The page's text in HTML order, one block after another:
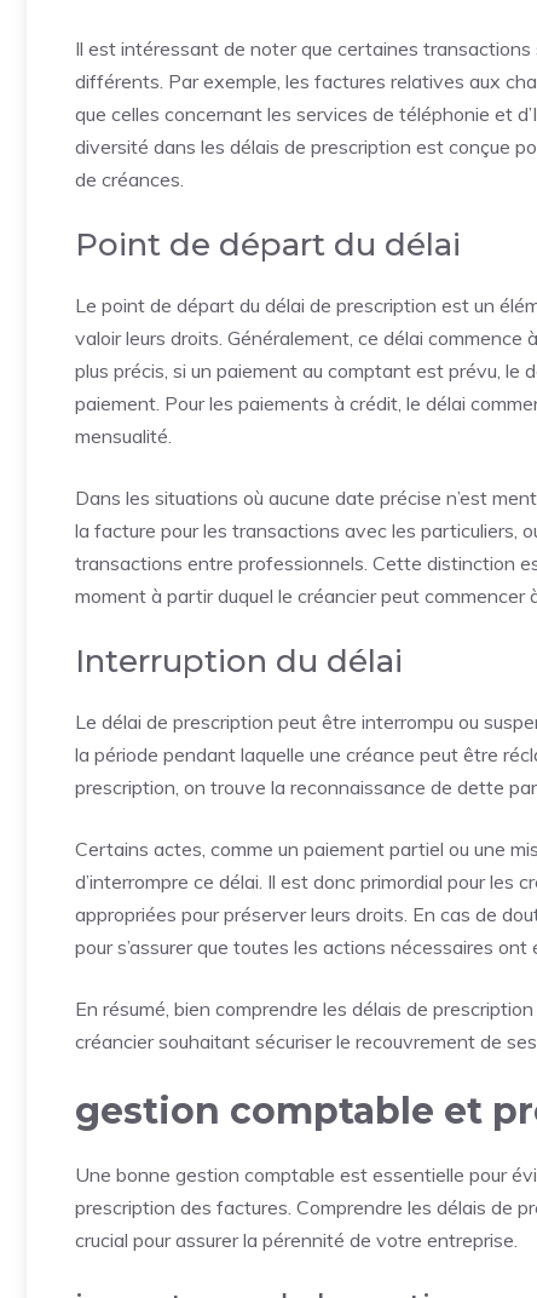
Il est intéressant de noter que certaines
différents. Par exemple, les factures relatives aux
que celles concernant les services de téléphonie et
diversité dans les délais de prescription est conçue
de créances.
Point de départ du délai
Le point de départ du délai de prescription est un
valoir leurs droits. Généralement, ce délai commence
plus précis, si un paiement au comptant est prévu, le
paiement. Pour les paiements à crédit, le délai
mensualité.
Dans les situations où aucune date précise n’est
la facture pour les transactions avec les particuliers,
transactions entre professionnels. Cette distinction
moment à partir duquel le créancier peut commencer
Interruption du délai
Le délai de prescription peut être interrompu ou
la période pendant laquelle une créance peut être
prescription, on trouve la reconnaissance de dette
Certains actes, comme un paiement partiel ou une
d’interrompre ce délai. Il est donc primordial pour les
appropriées pour préserver leurs droits. En cas de
pour s’assurer que toutes les actions nécessaires
En résumé, bien comprendre les délais de
créancier souhaitant sécuriser le recouvrement de
gestion comptable et
Une bonne gestion comptable est essentielle pour
prescription des factures. Comprendre les délais de
crucial pour assurer la pérennité de votre entreprise.